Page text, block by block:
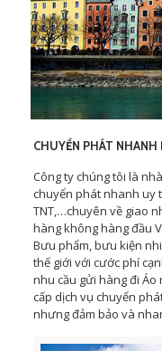
CHUYỂN PHÁT
Công ty chúng tôi là
chuyển phát nhanh uy
TNT,…chuyên về giao
hàng không hàng đầu
Bưu phẩm, bưu kiện
thế giới với cước phí
nhu cầu gửi hàng đi Áo
cấp dịch vụ chuyển
nhưng đảm bảo và